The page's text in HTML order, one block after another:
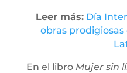
Leer más: Día
obras
En el libro Mujer sin